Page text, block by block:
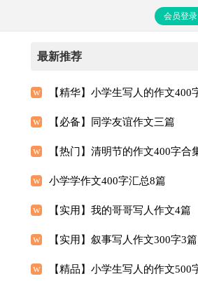
会员登录
最新推荐
【必备】同学友谊作文三篇
小学学作文400字汇总8篇
【实用】我的哥哥写人作文4篇
【实用】叙事写人作文300字3篇